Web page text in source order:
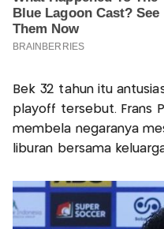
Bek 32 tahun itu
playoff tersebut. Frans
membela negaranya
liburan bersama